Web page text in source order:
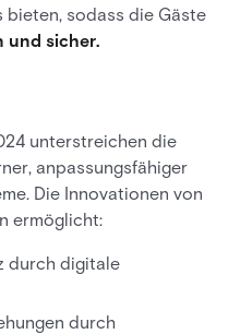
sodass die Gäste
und sicher.
unterstreichen die
anpassungsfähiger
Die Innovationen von
ermöglicht:
durch digitale
durch